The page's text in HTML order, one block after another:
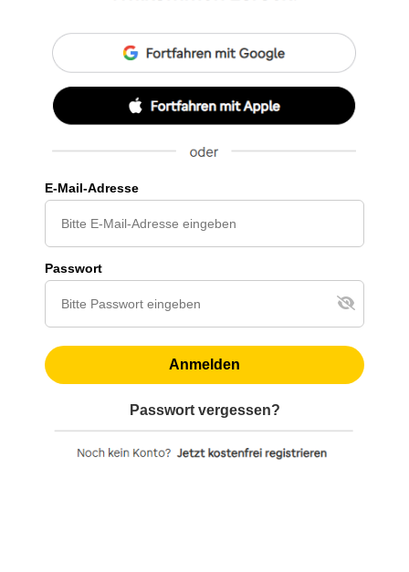
E-Mail-Adresse
Passwort
Anmelden
Passwort vergessen?